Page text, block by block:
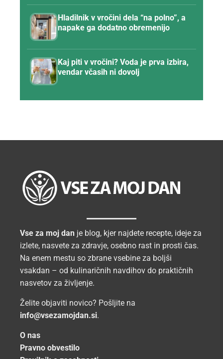
Hladilnik v vročini dela “na polno”, a
napake ga dodatno obremenijo
Kaj piti v vročini? Voda je prva izbira,
vendar včasih ni dovolj
Vse za moj dan je blog, kjer najdete recepte, ideje za
izlete, nasvete za zdravje, osebno rast in prosti čas.
Na enem mestu so zbrane vsebine za boljši
vsakdan – od kulinaričnih navdihov do praktičnih
nasvetov za življenje.
Želite objaviti novico? Pošljite na
info@vsezamojdan.si.
O nas
Pravno obvestilo